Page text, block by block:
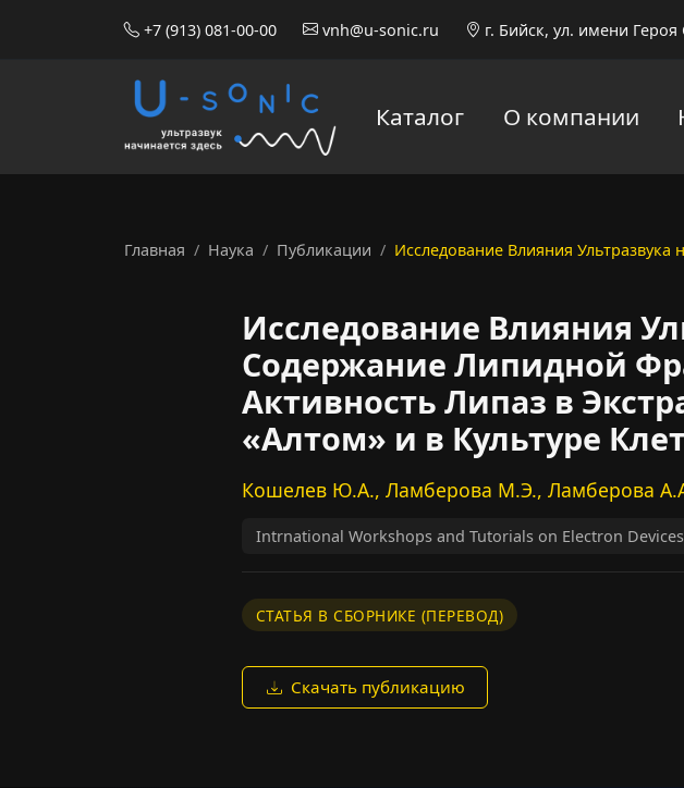
+7 (913) 081-00-00 vnh@u-sonic.ru г. Бийск, ул. имени
Каталог О компании
Главная Наука Публикации Исследование Влияния Ультразвука
Исследование Влияния
Содержание Липидной
Активность Липаз в
«Алтом» и в Культуре
Кошелев Ю.А., Ламберова М.Э., Ламберова
Intrnational Workshops and Tutorials on Electron
СТАТЬЯ В СБОРНИКЕ (ПЕРЕВОД)
Скачать публикацию